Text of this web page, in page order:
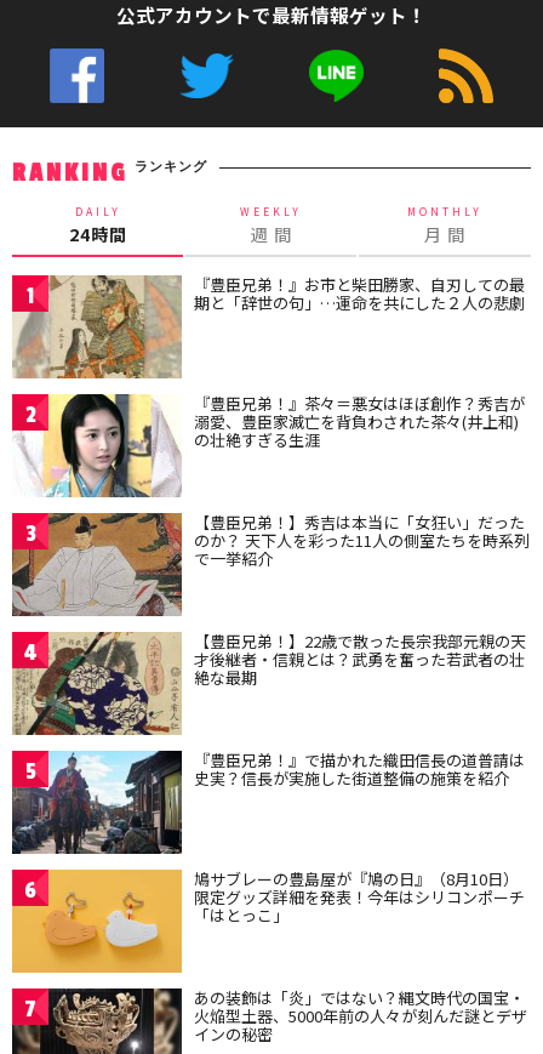
公式アカウントで最新情報ゲット！
RANKING ランキング
DAILY
24時間
WEEKLY
週 間
MONTHLY
月 間
1 『豊臣兄弟！』お市と柴田勝家、自刃しての最
期と「辞世の句」…運命を共にした２人の悲劇
2 『豊臣兄弟！』茶々＝悪女はほぼ創作？秀吉が
溺愛、豊臣家滅亡を背負わされた茶々(井上和)
の壮絶すぎる生涯
3 【豊臣兄弟！】秀吉は本当に「女狂い」だった
のか？ 天下人を彩った11人の側室たちを時系列
で一挙紹介
4 【豊臣兄弟！】22歳で散った長宗我部元親の天
才後継者・信親とは？武勇を奮った若武者の壮
絶な最期
5 『豊臣兄弟！』で描かれた織田信長の道普請は
史実？信長が実施した街道整備の施策を紹介
6 鳩サブレーの豊島屋が『鳩の日』（8月10日）
限定グッズ詳細を発表！今年はシリコンポーチ
「はとっこ」
7 あの装飾は「炎」ではない？縄文時代の国宝・
火焔型土器、5000年前の人々が刻んだ謎とデザ
インの秘密